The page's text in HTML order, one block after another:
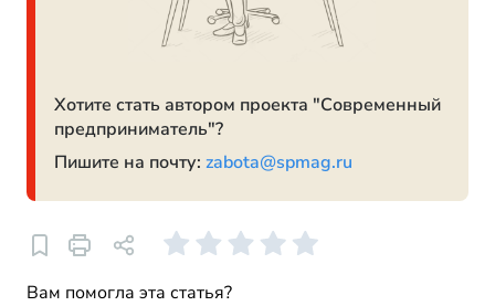
Хотите стать автором проекта "Современный
предприниматель"?
Пишите на почту: zabota@spmag.ru
Вам помогла эта статья?